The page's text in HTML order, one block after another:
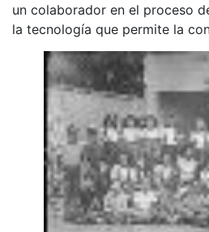
un colaborador en el proceso
la tecnología que permite la